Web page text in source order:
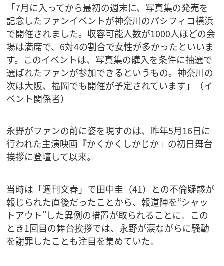
「7月に入ってから最初の週末に、写真集の発売を
記念したファンイベントが神奈川のパシフィコ横浜
で開催されました。収容可能人数が1000人ほどの会
場は満席で、6対4の割合で女性が多かったといいま
す。このイベントは、写真集の購入を条件に抽選で
選ばれたファンが参加できるというもの。神奈川の
次は大阪、福岡でも開催が予定されています」（イ
ベント関係者）
永野がファンの前に姿を現すのは、昨年5月16日に
行われた主演映画『かくかくしかじか』の初日舞台
挨拶に登壇して以来。
当時は「週刊文春」で田中圭（41）との不倫疑惑が
報じられた直後だったことから、報道陣を“シャッ
トアウト”した異例の措置が取られることに。この
とき1回目の舞台挨拶では、永野が涙ながらに騒動
を謝罪したことも注目を集めていた。